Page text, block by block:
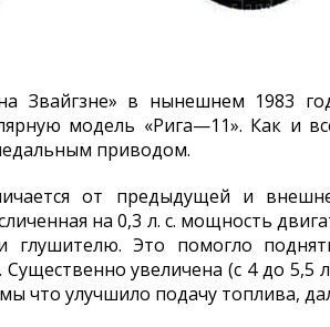
Звайгзне» в нынешнем 1983
модель «Рига—11». Как и
приводом.
от предыдущей и
на 0,3 л. с. мощность
глушителю. Это помогло
увеличена (с 4 до 5,5
что улучшило подачу топлива,